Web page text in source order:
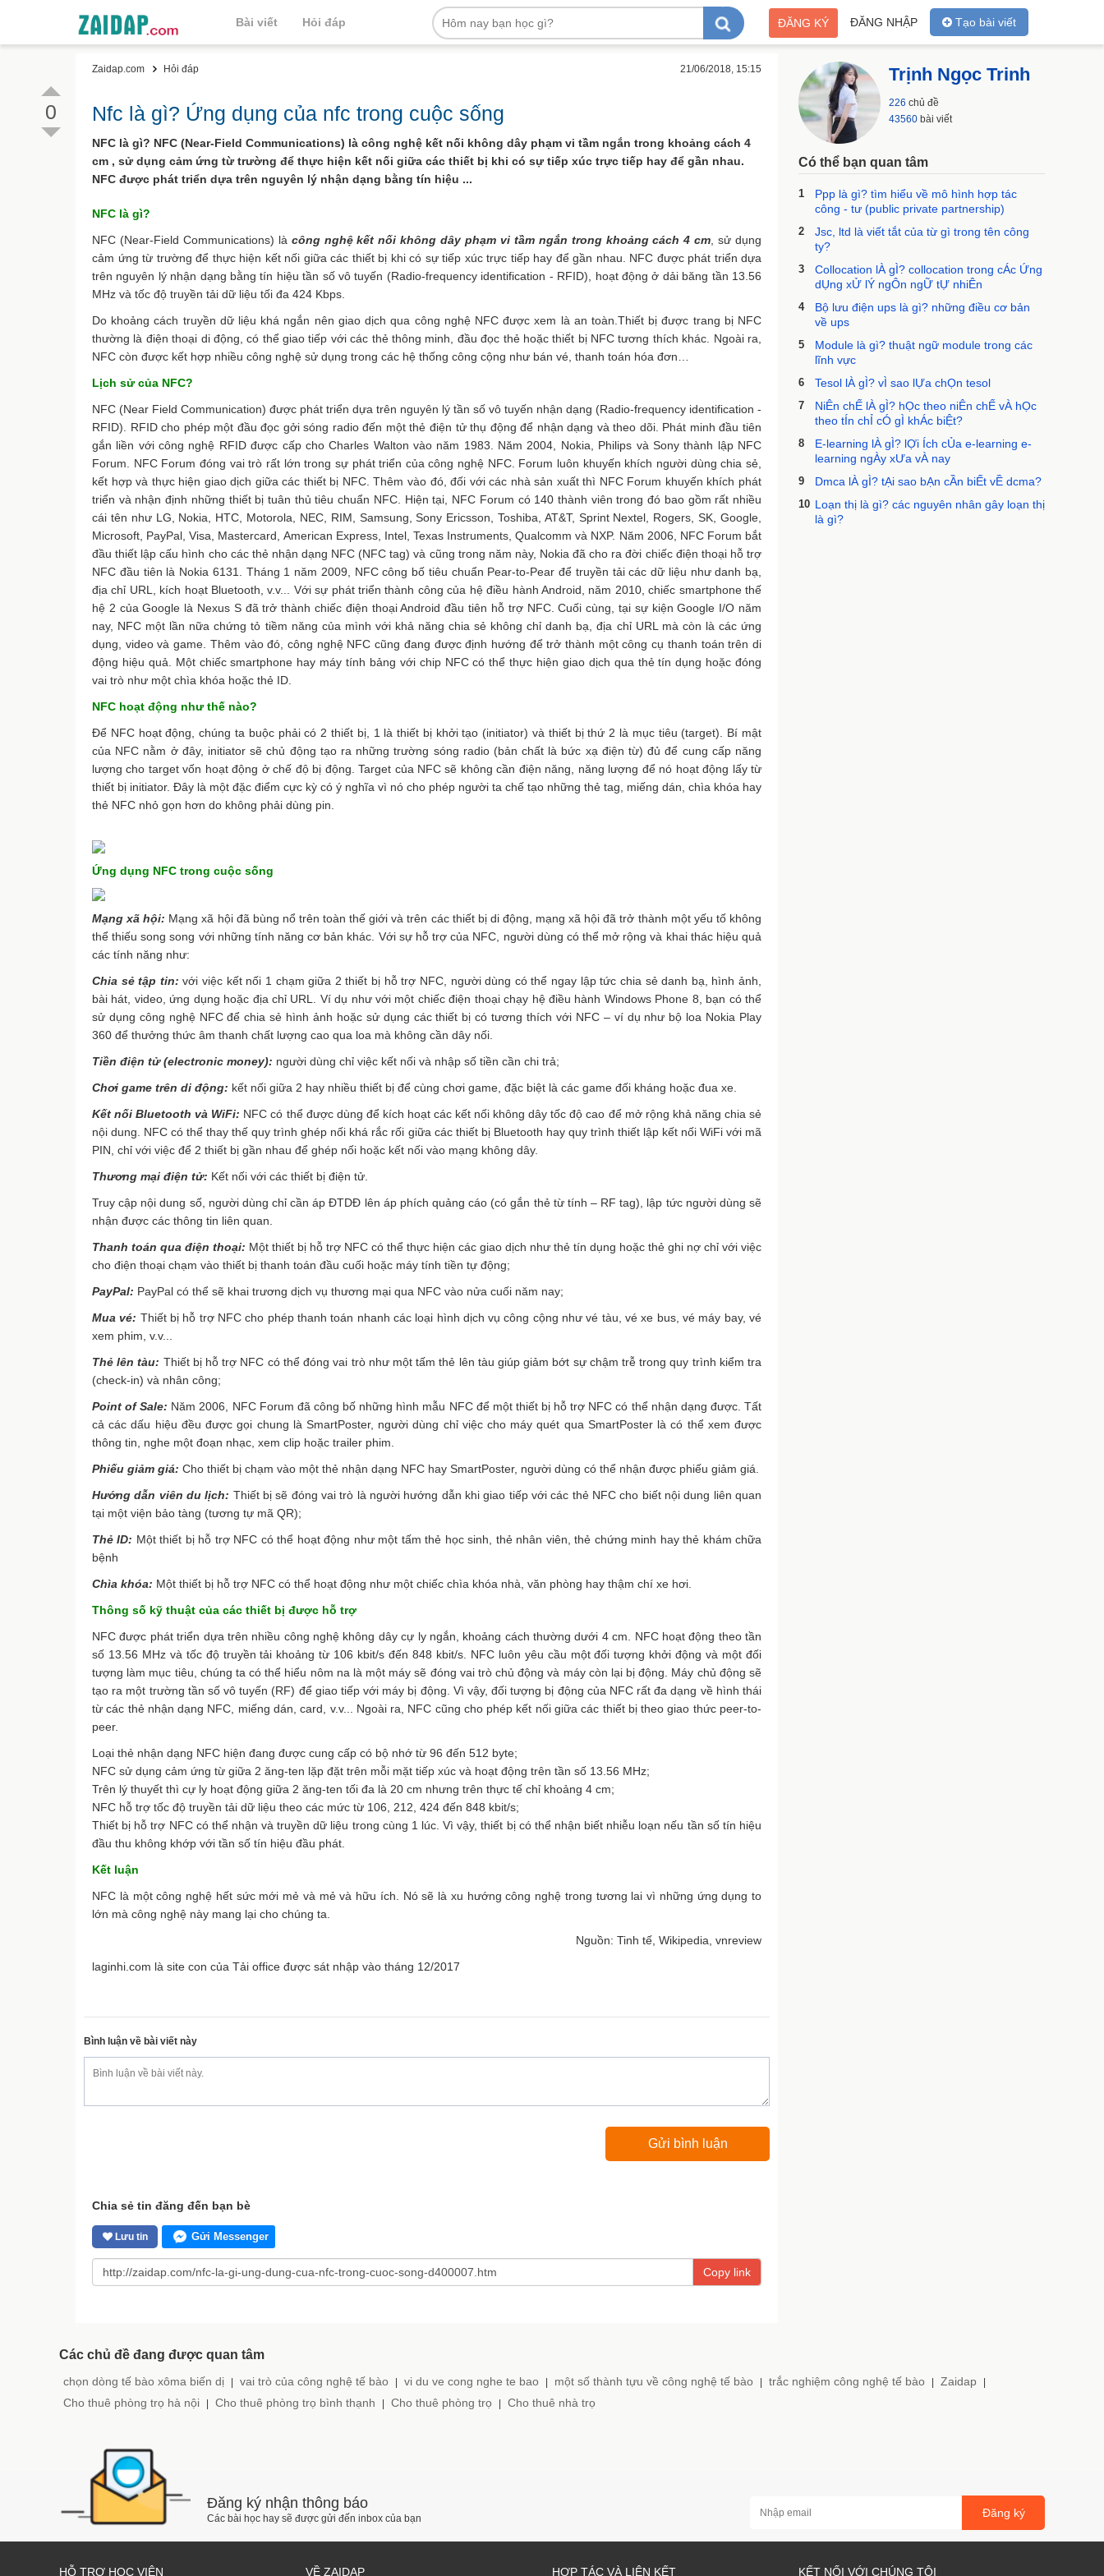
Bài viết Hỏi đáp Tạo bài viết
ĐĂNG NHẬP
ĐĂNG KÝ
Zaidap.com Hỏi đáp 21/06/2018, 15:15
Nfc là gì? Ứng dụng của nfc trong cuộc sống
NFC là gì? NFC (Near-Field Communications) là công nghệ kết nối không dây phạm vi tầm ngắn trong khoảng cách 4
cm , sử dụng cảm ứng từ trường để thực hiện kết nối giữa các thiết bị khi có sự tiếp xúc trực tiếp hay để gần nhau.
NFC được phát triển dựa trên nguyên lý nhận dạng bằng tín hiệu ...
NFC là gì?
NFC (Near-Field Communications) là công nghệ kết nối không dây phạm vi tầm ngắn trong khoảng cách 4 cm , sử dụng
cảm ứng từ trường để thực hiện kết nối giữa các thiết bị khi có sự tiếp xúc trực tiếp hay để gần nhau. NFC được phát triển dựa
trên nguyên lý nhận dạng bằng tín hiệu tần số vô tuyến (Radio-frequency identification - RFID), hoạt động ở dải băng tần 13.56
MHz và tốc độ truyền tải dữ liệu tối đa 424 Kbps.
Do khoảng cách truyền dữ liệu khá ngắn nên giao dịch qua công nghệ NFC được xem là an toàn.Thiết bị được trang bị NFC
thường là điện thoại di động, có thể giao tiếp với các thẻ thông minh, đầu đọc thẻ hoặc thiết bị NFC tương thích khác. Ngoài ra,
NFC còn được kết hợp nhiều công nghệ sử dụng trong các hệ thống công cộng như bán vé, thanh toán hóa đơn…
Lịch sử của NFC?
NFC (Near Field Communication) được phát triển dựa trên nguyên lý tần số vô tuyến nhận dạng (Radio-frequency identification -
RFID). RFID cho phép một đầu đọc gởi sóng radio đến một thẻ điện tử thụ động để nhận dạng và theo dõi. Phát minh đầu tiên
gắn liền với công nghệ RFID được cấp cho Charles Walton vào năm 1983. Năm 2004, Nokia, Philips và Sony thành lập NFC
Forum. NFC Forum đóng vai trò rất lớn trong sự phát triển của công nghệ NFC. Forum luôn khuyến khích người dùng chia sẻ,
kết hợp và thực hiện giao dịch giữa các thiết bị NFC. Thêm vào đó, đối với các nhà sản xuất thì NFC Forum khuyến khích phát
triển và nhận định những thiết bị tuân thủ tiêu chuẩn NFC. Hiện tại, NFC Forum có 140 thành viên trong đó bao gồm rất nhiều
cái tên như LG, Nokia, HTC, Motorola, NEC, RIM, Samsung, Sony Ericsson, Toshiba, AT&T, Sprint Nextel, Rogers, SK, Google,
Microsoft, PayPal, Visa, Mastercard, American Express, Intel, Texas Instruments, Qualcomm và NXP. Năm 2006, NFC Forum bắt
đầu thiết lập cấu hình cho các thẻ nhận dạng NFC (NFC tag) và cũng trong năm này, Nokia đã cho ra đời chiếc điện thoại hỗ trợ
NFC đầu tiên là Nokia 6131. Tháng 1 năm 2009, NFC công bố tiêu chuẩn Pear-to-Pear để truyền tải các dữ liệu như danh bạ,
địa chỉ URL, kích hoạt Bluetooth, v.v... Với sự phát triển thành công của hệ điều hành Android, năm 2010, chiếc smartphone thế
hệ 2 của Google là Nexus S đã trở thành chiếc điện thoại Android đầu tiên hỗ trợ NFC. Cuối cùng, tại sự kiện Google I/O năm
nay, NFC một lần nữa chứng tỏ tiềm năng của mình với khả năng chia sẻ không chỉ danh bạ, địa chỉ URL mà còn là các ứng
dụng, video và game. Thêm vào đó, công nghệ NFC cũng đang được định hướng để trở thành một công cụ thanh toán trên di
động hiệu quả. Một chiếc smartphone hay máy tính bảng với chip NFC có thể thực hiện giao dịch qua thẻ tín dụng hoặc đóng
vai trò như một chìa khóa hoặc thẻ ID.
NFC hoạt động như thế nào?
Để NFC hoạt động, chúng ta buộc phải có 2 thiết bị, 1 là thiết bị khởi tạo (initiator) và thiết bị thứ 2 là mục tiêu (target). Bí mật
của NFC nằm ở đây, initiator sẽ chủ động tạo ra những trường sóng radio (bản chất là bức xạ điện từ) đủ để cung cấp năng
lượng cho target vốn hoạt động ở chế độ bị động. Target của NFC sẽ không cần điện năng, năng lượng để nó hoạt động lấy từ
thiết bị initiator. Đây là một đặc điểm cực kỳ có ý nghĩa vì nó cho phép người ta chế tạo những thẻ tag, miếng dán, chìa khóa hay
thẻ NFC nhỏ gọn hơn do không phải dùng pin.
Ứng dụng NFC trong cuộc sống
Mạng xã hội: Mạng xã hội đã bùng nổ trên toàn thế giới và trên các thiết bị di động, mạng xã hội đã trở thành một yếu tố không
thể thiếu song song với những tính năng cơ bản khác. Với sự hỗ trợ của NFC, người dùng có thể mở rộng và khai thác hiệu quả
các tính năng như:
Chia sẻ tập tin: với việc kết nối 1 chạm giữa 2 thiết bị hỗ trợ NFC, người dùng có thể ngay lập tức chia sẻ danh bạ, hình ảnh,
bài hát, video, ứng dụng hoặc địa chỉ URL. Ví dụ như với một chiếc điện thoại chạy hệ điều hành Windows Phone 8, bạn có thể
sử dụng công nghệ NFC để chia sẻ hình ảnh hoặc sử dụng các thiết bị có tương thích với NFC – ví dụ như bộ loa Nokia Play
360 để thưởng thức âm thanh chất lượng cao qua loa mà không cần dây nối.
Tiền điện tử (electronic money): người dùng chỉ việc kết nối và nhập số tiền cần chi trả;
Chơi game trên di động: kết nối giữa 2 hay nhiều thiết bị để cùng chơi game, đặc biệt là các game đối kháng hoặc đua xe.
Kết nối Bluetooth và WiFi: NFC có thể được dùng để kích hoạt các kết nối không dây tốc độ cao để mở rộng khả năng chia sẻ
nội dung. NFC có thể thay thế quy trình ghép nối khá rắc rối giữa các thiết bị Bluetooth hay quy trình thiết lập kết nối WiFi với mã
PIN, chỉ với việc để 2 thiết bị gần nhau để ghép nối hoặc kết nối vào mạng không dây.
Thương mại điện tử: Kết nối với các thiết bị điện tử.
Truy cập nội dung số, người dùng chỉ cần áp ĐTDĐ lên áp phích quảng cáo (có gắn thẻ từ tính – RF tag), lập tức người dùng sẽ
nhận được các thông tin liên quan.
Thanh toán qua điện thoại: Một thiết bị hỗ trợ NFC có thể thực hiện các giao dịch như thẻ tín dụng hoặc thẻ ghi nợ chỉ với việc
cho điện thoại chạm vào thiết bị thanh toán đầu cuối hoặc máy tính tiền tự động;
PayPal: PayPal có thể sẽ khai trương dịch vụ thương mại qua NFC vào nửa cuối năm nay;
Mua vé: Thiết bị hỗ trợ NFC cho phép thanh toán nhanh các loại hình dịch vụ công cộng như vé tàu, vé xe bus, vé máy bay, vé
xem phim, v.v...
Thẻ lên tàu: Thiết bị hỗ trợ NFC có thể đóng vai trò như một tấm thẻ lên tàu giúp giảm bớt sự chậm trễ trong quy trình kiểm tra
(check-in) và nhân công;
Point of Sale: Năm 2006, NFC Forum đã công bố những hình mẫu NFC để một thiết bị hỗ trợ NFC có thể nhận dạng được. Tất
cả các dấu hiệu đều được gọi chung là SmartPoster, người dùng chỉ việc cho máy quét qua SmartPoster là có thể xem được
thông tin, nghe một đoạn nhạc, xem clip hoặc trailer phim.
Phiếu giảm giá: Cho thiết bị chạm vào một thẻ nhận dạng NFC hay SmartPoster, người dùng có thể nhận được phiếu giảm giá.
Hướng dẫn viên du lịch: Thiết bị sẽ đóng vai trò là người hướng dẫn khi giao tiếp với các thẻ NFC cho biết nội dung liên quan
tại một viện bảo tàng (tương tự mã QR);
Thẻ ID: Một thiết bị hỗ trợ NFC có thể hoạt động như một tấm thẻ học sinh, thẻ nhân viên, thẻ chứng minh hay thẻ khám chữa
bệnh
Chìa khóa: Một thiết bị hỗ trợ NFC có thể hoạt động như một chiếc chìa khóa nhà, văn phòng hay thậm chí xe hơi.
Thông số kỹ thuật của các thiết bị được hỗ trợ
NFC được phát triển dựa trên nhiều công nghệ không dây cự ly ngắn, khoảng cách thường dưới 4 cm. NFC hoạt động theo tần
số 13.56 MHz và tốc độ truyền tải khoảng từ 106 kbit/s đến 848 kbit/s. NFC luôn yêu cầu một đối tượng khởi động và một đối
tượng làm mục tiêu, chúng ta có thể hiểu nôm na là một máy sẽ đóng vai trò chủ động và máy còn lại bị động. Máy chủ động sẽ
tạo ra một trường tần số vô tuyến (RF) để giao tiếp với máy bị động. Vì vậy, đối tượng bị động của NFC rất đa dạng về hình thái
từ các thẻ nhận dạng NFC, miếng dán, card, v.v... Ngoài ra, NFC cũng cho phép kết nối giữa các thiết bị theo giao thức peer-to-
peer.
Loại thẻ nhận dạng NFC hiện đang được cung cấp có bộ nhớ từ 96 đến 512 byte;
NFC sử dụng cảm ứng từ giữa 2 ăng-ten lặp đặt trên mỗi mặt tiếp xúc và hoạt động trên tần số 13.56 MHz;
Trên lý thuyết thì cự ly hoạt động giữa 2 ăng-ten tối đa là 20 cm nhưng trên thực tế chỉ khoảng 4 cm;
NFC hỗ trợ tốc độ truyền tải dữ liệu theo các mức từ 106, 212, 424 đến 848 kbit/s;
Thiết bị hỗ trợ NFC có thể nhận và truyền dữ liệu trong cùng 1 lúc. Vì vậy, thiết bị có thể nhận biết nhiễu loạn nếu tần số tín hiệu
đầu thu không khớp với tần số tín hiệu đầu phát.
Kết luận
NFC là một công nghệ hết sức mới mẻ và mẻ và hữu ích. Nó sẽ là xu hướng công nghệ trong tương lai vì những ứng dụng to
lớn mà công nghệ này mang lại cho chúng ta.
Nguồn: Tinh tế, Wikipedia, vnreview
laginhi.com là site con của Tải office được sát nhập vào tháng 12/2017
Bình luận về bài viết này
Chia sẻ tin đăng đến bạn bè
Lưu tin Gửi Messenger
Copy link
Trịnh Ngọc Trinh
226 chủ đề
43560 bài viết
Có thể bạn quan tâm
1
Ppp là gì? tìm hiểu về mô hình hợp tác
công - tư (public private partnership)
2
Jsc, ltd là viết tắt của từ gì trong tên công
ty?
3
Collocation lÀ gÌ? collocation trong cÁc Ứng
dỤng xỬ lÝ ngÔn ngỮ tỰ nhiÊn
4
Bộ lưu điện ups là gì? những điều cơ bản
về ups
5
Module là gì? thuật ngữ module trong các
lĩnh vực
6 Tesol lÀ gÌ? vÌ sao lỰa chỌn tesol
7
NiÊn chẾ lÀ gÌ? hỌc theo niÊn chẾ vÀ hỌc
theo tÍn chỈ cÓ gÌ khÁc biỆt?
8
E-learning lÀ gÌ? lỢi Ích cỦa e-learning e-
learning ngÀy xƯa vÀ nay
9 Dmca lÀ gÌ? tẠi sao bẠn cẦn biẾt vỀ dcma?
10 Loạn thị là gì? các nguyên nhân gây loạn thị
là gì?
0
Các chủ đề đang được quan tâm
chọn dòng tế bào xôma biến dị vai trò của công nghệ tế bào vi du ve cong nghe te bao một số thành tựu về công nghệ tế bào trắc nghiệm công nghệ tế bào Zaidap
Cho thuê phòng trọ hà nội Cho thuê phòng trọ bình thạnh Cho thuê phòng trọ Cho thuê nhà trọ
Đăng ký
Đăng ký nhận thông báo
Các bài học hay sẽ được gửi đến inbox của bạn
HỖ TRỢ HỌC VIÊN VỀ ZAIDAP HỢP TÁC VÀ LIÊN KẾT KẾT NỐI VỚI CHÚNG TÔI